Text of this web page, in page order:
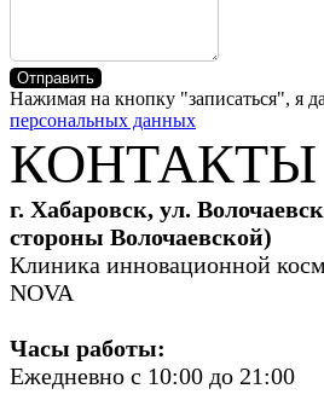
Отправить
Нажимая на кнопку "записаться", я
персональных данных
КОНТАКТЫ
г. Хабаровск, ул.
стороны Волочаевской)
Клиника инновационной
NOVA
Часы работы:
Ежедневно с 10:00 до 21:00